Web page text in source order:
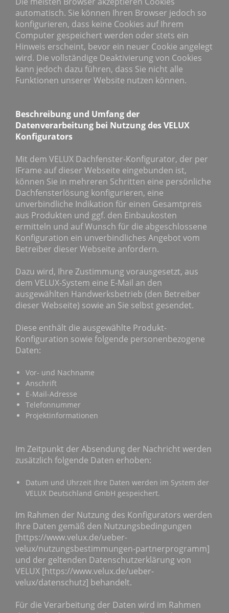
automatisch. Sie können Ihren Browser jedoch so
konfigurieren, dass keine Cookies auf Ihrem
Computer gespeichert werden oder stets ein
Hinweis erscheint, bevor ein neuer Cookie angelegt
wird. Die vollständige Deaktivierung von Cookies
kann jedoch dazu führen, dass Sie nicht alle
Funktionen unserer Website nutzen können.
Beschreibung und Umfang der
Datenverarbeitung bei Nutzung des VELUX
Konfigurators
Mit dem VELUX Dachfenster-Konfigurator, der per
IFrame auf dieser Webseite eingebunden ist,
können Sie in mehreren Schritten eine persönliche
Dachfensterlösung konfigurieren, eine
unverbindliche Indikation für einen Gesamtpreis
aus Produkten und ggf. den Einbaukosten
ermitteln und auf Wunsch für die abgeschlossene
Konfiguration ein unverbindliches Angebot vom
Betreiber dieser Webseite anfordern.
Dazu wird, Ihre Zustimmung vorausgesetzt, aus
dem VELUX-System eine E-Mail an den
ausgewählten Handwerksbetrieb (den Betreiber
dieser Webseite) sowie an Sie selbst gesendet.
Diese enthält die ausgewählte Produkt-
Konfiguration sowie folgende personenbezogene
Daten:
Vor- und Nachname
Anschrift
E-Mail-Adresse
Telefonnummer
Projektinformationen
Im Zeitpunkt der Absendung der Nachricht werden
zusätzlich folgende Daten erhoben:
Datum und Uhrzeit Ihre Daten werden im System der
VELUX Deutschland GmbH gespeichert.
Im Rahmen der Nutzung des Konfigurators werden
Ihre Daten gemäß den Nutzungsbedingungen
[https://www.velux.de/ueber-
velux/nutzungsbestimmungen-partnerprogramm]
und der geltenden Datenschutzerklärung von
VELUX [https://www.velux.de/ueber-
velux/datenschutz] behandelt.
Für die Verarbeitung der Daten wird im Rahmen